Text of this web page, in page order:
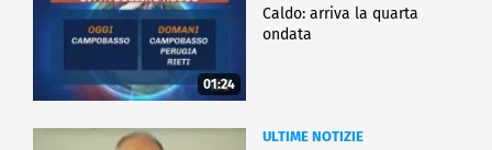
01:24
Caldo: arriva la quarta
ondata
ULTIME NOTIZIE